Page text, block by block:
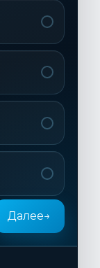
Далее→